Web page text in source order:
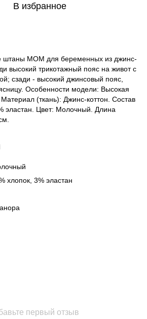
В избранное
штаны МОМ для беременных из джинс-
высокий трикотажный пояс на живот с
сзади - высокий джинсовый пояс,
Особенности модели: Высокая
Материал (ткань): Джинс-коттон. Состав
эластан. Цвет: Молочный. Длина
хлопок, 3% эластан
первый отзыв